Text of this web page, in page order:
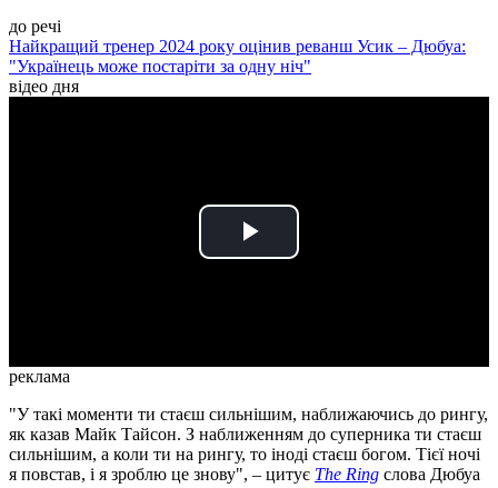
до речі
Найкращий тренер 2024 року оцінив реванш Усик – Дюбуа:
"Українець може постаріти за одну ніч"
відео дня
Play
реклама
"У такі моменти ти стаєш сильнішим, наближаючись до рингу,
як казав Майк Тайсон. З наближенням до суперника ти стаєш
сильнішим, а коли ти на рингу, то іноді стаєш богом. Тієї ночі
я повстав, і я зроблю це знову", – цитує The Ring слова Дюбуа